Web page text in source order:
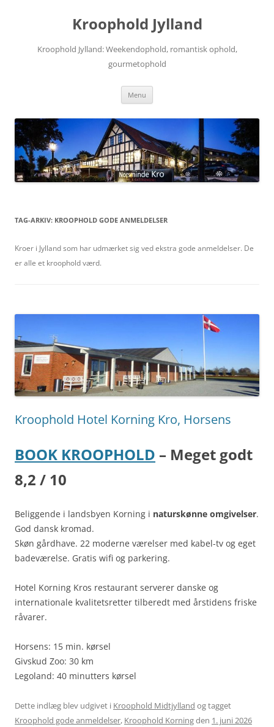
Kroophold Jylland
Kroophold Jylland: Weekendophold, romantisk ophold,
gourmetophold
Menu
TAG-ARKIV: KROOPHOLD GODE ANMELDELSER
Kroer i Jylland som har udmærket sig ved ekstra gode anmeldelser. De
er alle et kroophold værd.
Kroophold Hotel Korning Kro, Horsens
BOOK KROOPHOLD – Meget godt
8,2 / 10
Beliggende i landsbyen Korning i naturskønne omgivelser.
God dansk kromad.
Skøn gårdhave. 22 moderne værelser med kabel-tv og eget
badeværelse. Gratis wifi og parkering.
Hotel Korning Kros restaurant serverer danske og
internationale kvalitetsretter tilberedt med årstidens friske
råvarer.
Horsens: 15 min. kørsel
Givskud Zoo: 30 km
Legoland: 40 minutters kørsel
Dette indlæg blev udgivet i Kroophold Midtjylland og tagget
Kroophold gode anmeldelser, Kroophold Korningden 1. juni 2026